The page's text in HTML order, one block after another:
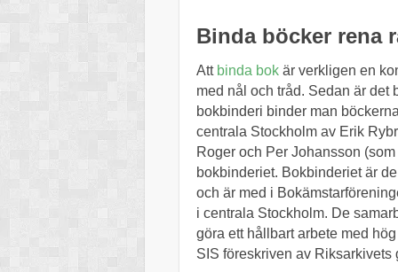
Binda böcker rena
Att binda bok är verkligen en
med nål och tråd. Sedan är det
bokbinderi binder man
centrala Stockholm av Erik
Roger och Per Johansson
bokbinderiet. Bokbinderiet är
och är med i
i centrala Stockholm. De
göra ett hållbart arbete med
SIS föreskriven av Riksarkivets